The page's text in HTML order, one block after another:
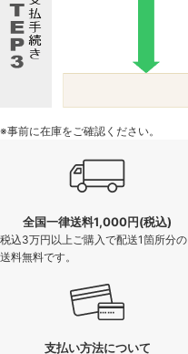
※事前に在庫をご確認ください。
全国一律送料1,000円(税込)
税込3万円以上ご購入で配送1箇所分の
送料無料です。
支払い方法について